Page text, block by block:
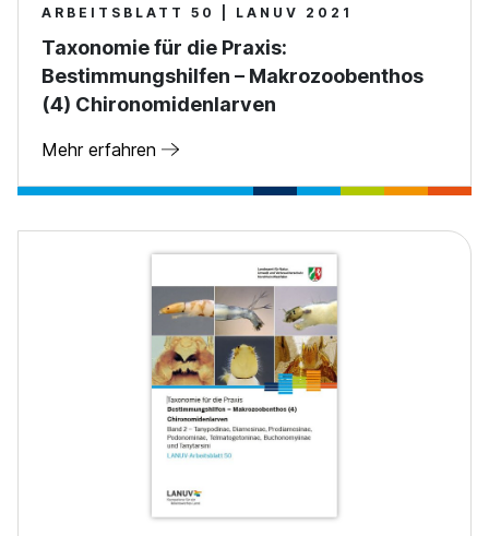
ARBEITSBLATT 50 | LANUV 2021
Taxonomie für die Praxis:
Bestimmungshilfen – Makrozoobenthos
(4) Chironomidenlarven
Mehr erfahren